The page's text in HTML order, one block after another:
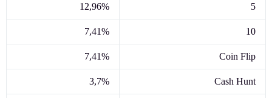
5
12,96%
10
7,41%
Coin Flip
7,41%
Cash Hunt
3,7%